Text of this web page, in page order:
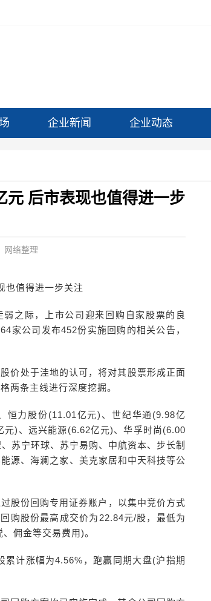
企业新闻 企业动态
元 后市表现也值得进一步
网络整理
也值得进一步关注
之际，上市公司迎来回购自家股票的良
家公司发布452份实施回购的相关公告，
价处于洼地的认可，将对其股票形成正面
两条主线进行深度挖掘。
恒力股份(11.01亿元)、世纪华通(9.98亿
)、远兴能源(6.62亿元)、华孚时尚(6.00
苏宁环球、苏宁易购、中航资本、步长制
源、海澜之家、美克家居和中天科技等公
股份回购专用证券账户，以集中竞价方式
购股份最高成交价为22.84元/股，最低为
佣金等交易费用)。
计涨幅为4.56%，跑赢同期大盘(沪指期